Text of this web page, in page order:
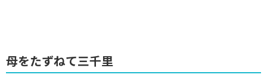
母をたずねて三千里